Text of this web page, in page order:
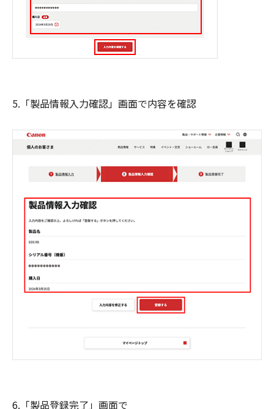
5.「製品情報入力確認」画面で内容を確認
6.「製品登録完了」画面で